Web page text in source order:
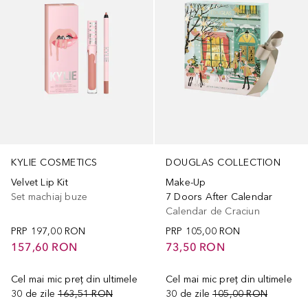
KYLIE COSMETICS
Velvet Lip Kit
Set machiaj buze
PRP 197,00 RON
157,60 RON
Cel mai mic preț din ultimele
30 de zile 163,51 RON
DOUGLAS COLLECTION
Make-Up
7 Doors After Calendar
Calendar de Craciun
PRP 105,00 RON
73,50 RON
Cel mai mic preț din ultimele
30 de zile 105,00 RON